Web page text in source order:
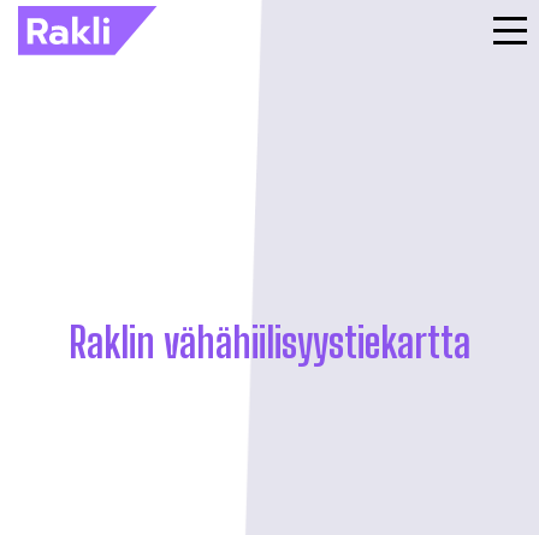
Raklin vähähiilisyystiekartta